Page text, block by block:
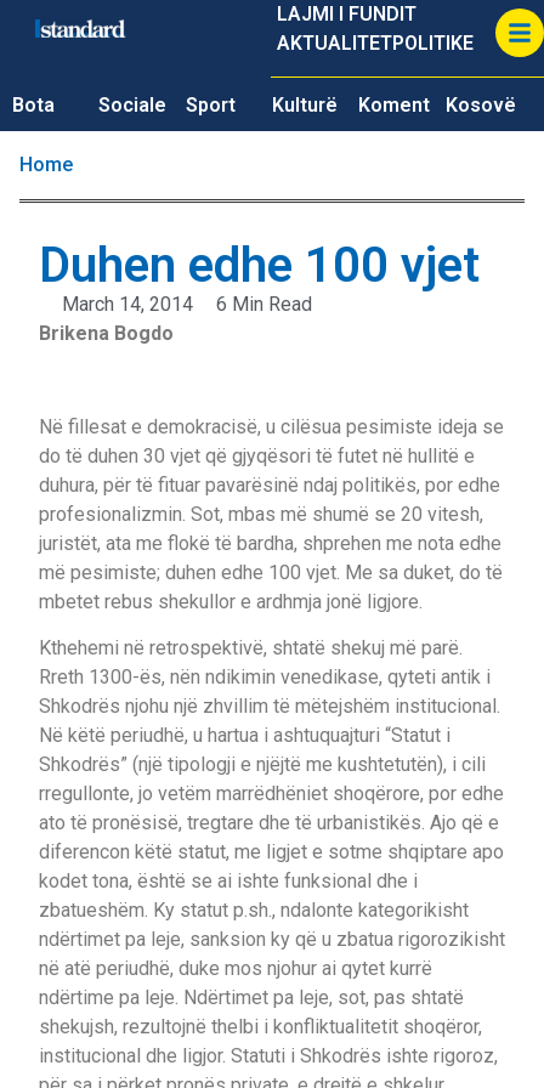
LAJMI I FUNDIT
AKTUALITETPOLITIKE
Bota Sociale Sport Kulturë Koment Kosovë
Home
Duhen edhe 100 vjet
March 14, 2014
6 Min Read
Brikena Bogdo
Në fillesat e demokracisë, u cilësua pesimiste ideja se
do të duhen 30 vjet që gjyqësori të futet në hullitë e
duhura, për të fituar pavarësinë ndaj politikës, por edhe
profesionalizmin. Sot, mbas më shumë se 20 vitesh,
juristët, ata me flokë të bardha, shprehen me nota edhe
më pesimiste; duhen edhe 100 vjet. Me sa duket, do të
mbetet rebus shekullor e ardhmja jonë ligjore.
Kthehemi në retrospektivë, shtatë shekuj më parë.
Rreth 1300-ës, nën ndikimin venedikase, qyteti antik i
Shkodrës njohu një zhvillim të mëtejshëm institucional.
Në këtë periudhë, u hartua i ashtuquajturi “Statut i
Shkodrës” (një tipologji e njëjtë me kushtetutën), i cili
rregullonte, jo vetëm marrëdhëniet shoqërore, por edhe
ato të pronësisë, tregtare dhe të urbanistikës. Ajo që e
diferencon këtë statut, me ligjet e sotme shqiptare apo
kodet tona, është se ai ishte funksional dhe i
zbatueshëm. Ky statut p.sh., ndalonte kategorikisht
ndërtimet pa leje, sanksion ky që u zbatua rigorozikisht
në atë periudhë, duke mos njohur ai qytet kurrë
ndërtime pa leje. Ndërtimet pa leje, sot, pas shtatë
shekujsh, rezultojnë thelbi i konfliktualitetit shoqëror,
institucional dhe ligjor. Statuti i Shkodrës ishte rigoroz,